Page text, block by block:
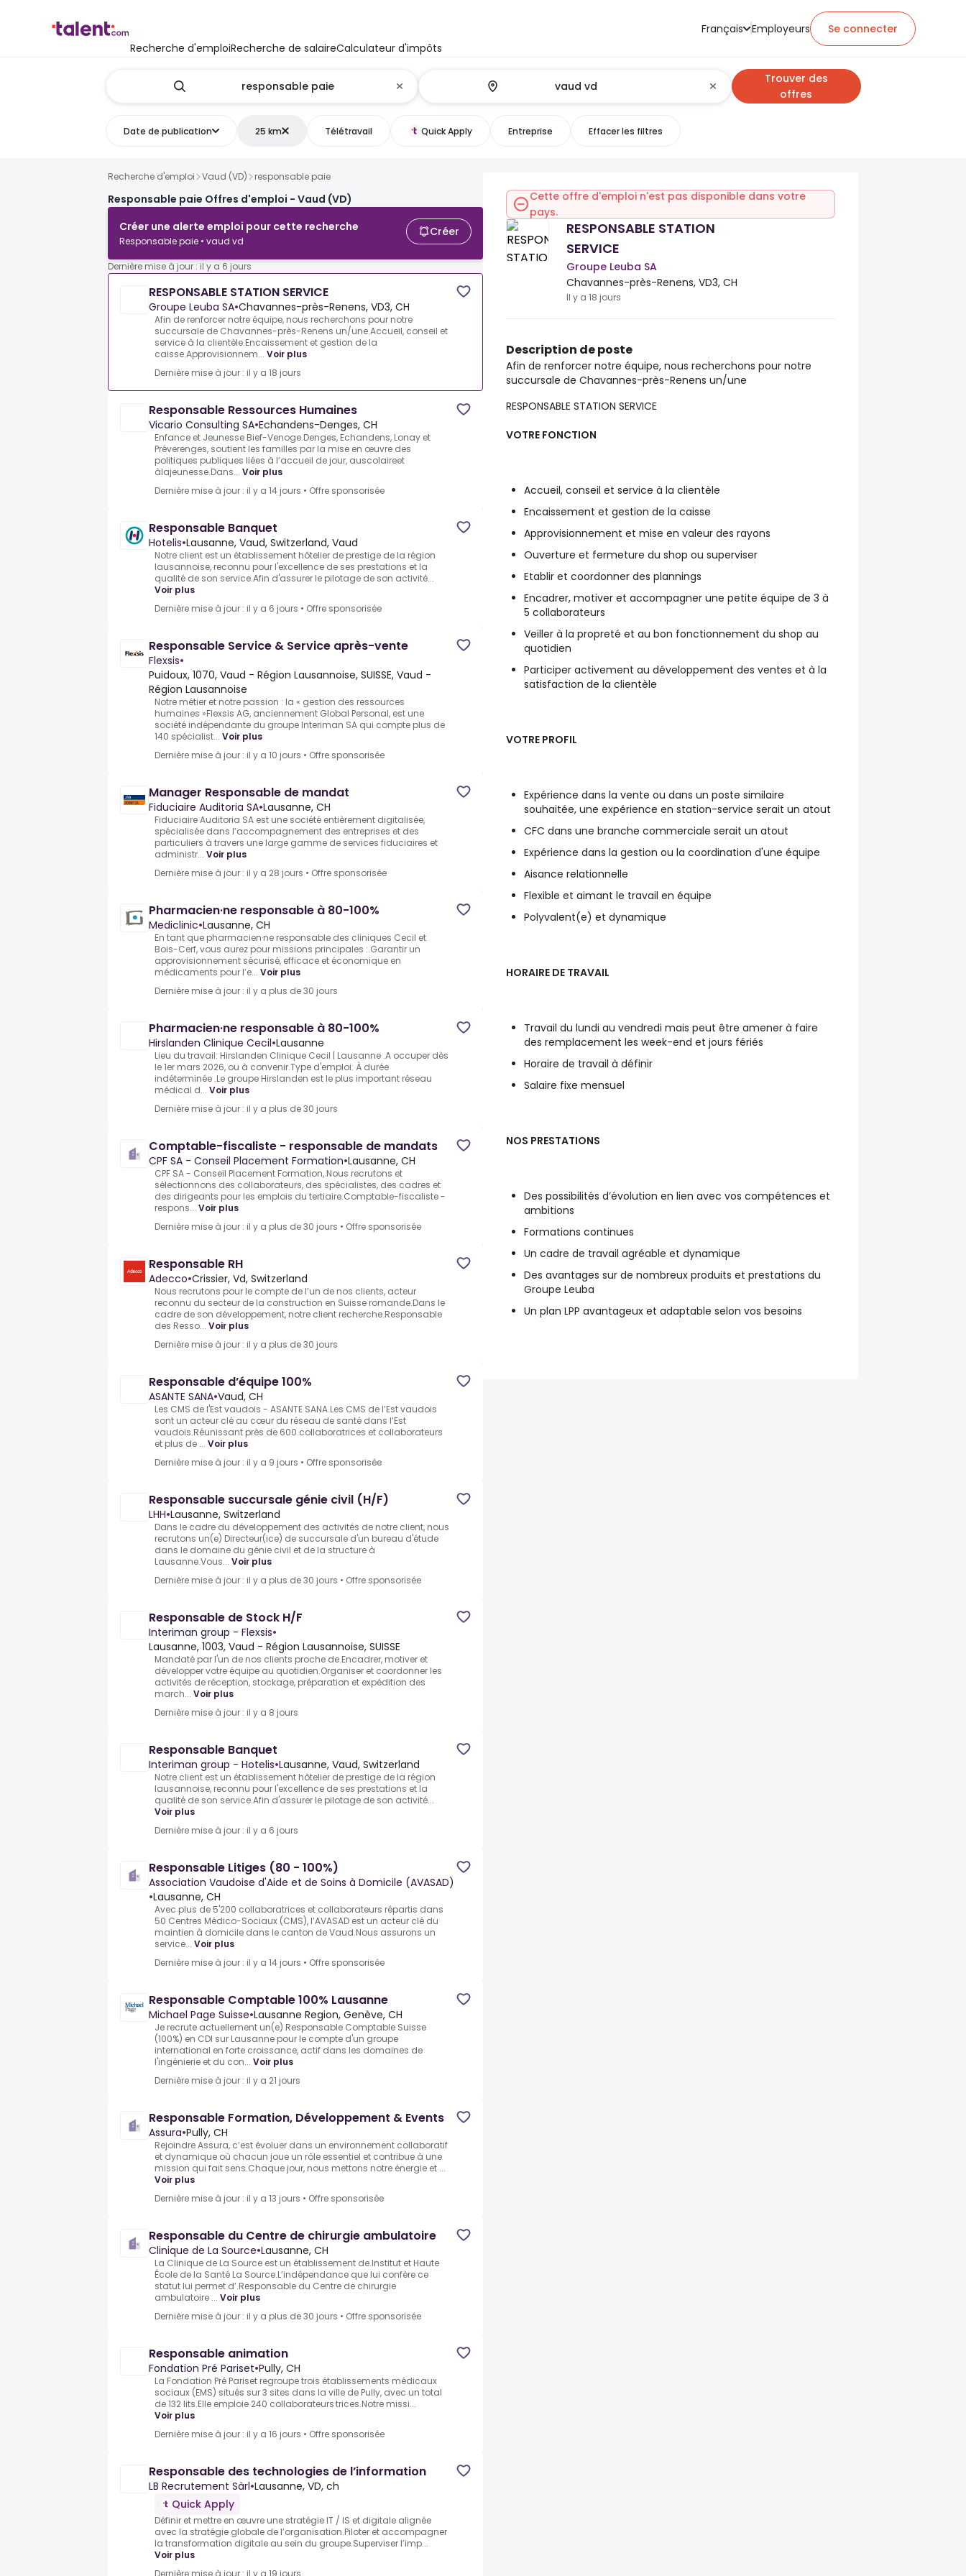
Recherche d'emploiRecherche de salaireCalculateur d'impôts
Français Employeurs Se connecter
Trouver des
offres
Date de publication 25 km Télétravail Quick Apply Entreprise Effacer les filtres
Recherche d'emploi Vaud (VD) responsable paie
Responsable paie Offres d'emploi - Vaud (VD)
Créer une alerte emploi pour cette recherche
Responsable paie • vaud vd
Créer
Dernière mise à jour : il y a 6 jours
RESPONSABLE STATION SERVICE
Groupe Leuba SA•Chavannes-près-Renens, VD3, CH
Afin de renforcer notre équipe, nous recherchons pour notre
succursale de Chavannes-près-Renens un/une.Accueil, conseil et
service à la clientèle.Encaissement et gestion de la
caisse.Approvisionnem... Voir plus
Dernière mise à jour : il y a 18 jours
Responsable Ressources Humaines
Vicario Consulting SA•Echandens-Denges, CH
Enfance et Jeunesse Bief-Venoge.Denges, Echandens, Lonay et
Préverenges, soutient les familles par la mise en œuvre des
politiques publiques liées à l’accueil de jour, auscolaireet
àlajeunesse.Dans... Voir plus
Dernière mise à jour : il y a 14 jours • Offre sponsorisée
Responsable Banquet
Hotelis•Lausanne, Vaud, Switzerland, Vaud
Notre client est un établissement hôtelier de prestige de la région
lausannoise, reconnu pour l'excellence de ses prestations et la
qualité de son service.Afin d'assurer le pilotage de son activité...
Voir plus
Dernière mise à jour : il y a 6 jours • Offre sponsorisée
Responsable Service & Service après-vente
Flexsis•
Puidoux, 1070, Vaud - Région Lausannoise, SUISSE, Vaud -
Région Lausannoise
Notre métier et notre passion : la « gestion des ressources
humaines »Flexsis AG, anciennement Global Personal, est une
société indépendante du groupe Interiman SA qui compte plus de
140 spécialist... Voir plus
Dernière mise à jour : il y a 10 jours • Offre sponsorisée
Manager Responsable de mandat
Fiduciaire Auditoria SA•Lausanne, CH
Fiduciaire Auditoria SA est une société entièrement digitalisée,
spécialisée dans l’accompagnement des entreprises et des
particuliers à travers une large gamme de services fiduciaires et
administr... Voir plus
Dernière mise à jour : il y a 28 jours • Offre sponsorisée
Pharmacien·ne responsable à 80-100%
Mediclinic•Lausanne, CH
En tant que pharmacien·ne responsable des cliniques Cecil et
Bois-Cerf, vous aurez pour missions principales :.Garantir un
approvisionnement sécurisé, efficace et économique en
médicaments pour l’e... Voir plus
Dernière mise à jour : il y a plus de 30 jours
Pharmacien·ne responsable à 80-100%
Hirslanden Clinique Cecil•Lausanne
Lieu du travail: Hirslanden Clinique Cecil | Lausanne .A occuper dès
le 1er mars 2026, ou à convenir.Type d'emploi: À durée
indéterminée .Le groupe Hirslanden est le plus important réseau
médical d... Voir plus
Dernière mise à jour : il y a plus de 30 jours
Comptable-fiscaliste - responsable de mandats
CPF SA - Conseil Placement Formation•Lausanne, CH
CPF SA - Conseil Placement Formation,.Nous recrutons et
sélectionnons des collaborateurs, des spécialistes, des cadres et
des dirigeants pour les emplois du tertiaire.Comptable-fiscaliste -
respons... Voir plus
Dernière mise à jour : il y a plus de 30 jours • Offre sponsorisée
Responsable RH
Adecco•Crissier, Vd, Switzerland
Nous recrutons pour le compte de l’un de nos clients, acteur
reconnu du secteur de la construction en Suisse romande.Dans le
cadre de son développement, notre client recherche.Responsable
des Resso... Voir plus
Dernière mise à jour : il y a plus de 30 jours
Responsable d’équipe 100%
ASANTE SANA•Vaud, CH
Les CMS de l'Est vaudois - ASANTE SANA.Les CMS de l’Est vaudois
sont un acteur clé au cœur du réseau de santé dans l’Est
vaudois.Réunissant près de 600 collaboratrices et collaborateurs
et plus de ... Voir plus
Dernière mise à jour : il y a 9 jours • Offre sponsorisée
Responsable succursale génie civil (H/F)
LHH•Lausanne, Switzerland
Dans le cadre du développement des activités de notre client, nous
recrutons un(e) Directeur(ice) de succursale d'un bureau d'étude
dans le domaine du génie civil et de la structure à
Lausanne.Vous... Voir plus
Dernière mise à jour : il y a plus de 30 jours • Offre sponsorisée
Responsable de Stock H/F
Interiman group - Flexsis•
Lausanne, 1003, Vaud - Région Lausannoise, SUISSE
Mandaté par l'un de nos clients proche de.Encadrer, motiver et
développer votre équipe au quotidien.Organiser et coordonner les
activités de réception, stockage, préparation et expédition des
march... Voir plus
Dernière mise à jour : il y a 8 jours
Responsable Banquet
Interiman group - Hotelis•Lausanne, Vaud, Switzerland
Notre client est un établissement hôtelier de prestige de la région
lausannoise, reconnu pour l'excellence de ses prestations et la
qualité de son service.Afin d'assurer le pilotage de son activité...
Voir plus
Dernière mise à jour : il y a 6 jours
Responsable Litiges (80 - 100%)
Association Vaudoise d'Aide et de Soins à Domicile (AVASAD)
•Lausanne, CH
Avec plus de 5'200 collaboratrices et collaborateurs répartis dans
50 Centres Médico-Sociaux (CMS), l’AVASAD est un acteur clé du
maintien à domicile dans le canton de Vaud.Nous assurons un
service... Voir plus
Dernière mise à jour : il y a 14 jours • Offre sponsorisée
Responsable Comptable 100% Lausanne
Michael Page Suisse•Lausanne Region, Genève, CH
Je recrute actuellement un(e) Responsable Comptable Suisse
(100%) en CDI sur Lausanne pour le compte d'un groupe
international en forte croissance, actif dans les domaines de
l'ingénierie et du con... Voir plus
Dernière mise à jour : il y a 21 jours
Responsable Formation, Développement & Events
Assura•Pully, CH
Rejoindre Assura, c’est évoluer dans un environnement collaboratif
et dynamique où chacun joue un rôle essentiel et contribue à une
mission qui fait sens.Chaque jour, nous mettons notre énergie et ...
Voir plus
Dernière mise à jour : il y a 13 jours • Offre sponsorisée
Responsable du Centre de chirurgie ambulatoire
Clinique de La Source•Lausanne, CH
La Clinique de La Source est un établissement de.Institut et Haute
École de la Santé La Source.L’indépendance que lui confère ce
statut lui permet d’.Responsable du Centre de chirurgie
ambulatoire ... Voir plus
Dernière mise à jour : il y a plus de 30 jours • Offre sponsorisée
Responsable animation
Fondation Pré Pariset•Pully, CH
La Fondation Pré Pariset regroupe trois établissements médicaux
sociaux (EMS) situés sur 3 sites dans la ville de Pully, avec un total
de 132 lits.Elle emploie 240 collaborateurs·trices.Notre missi...
Voir plus
Dernière mise à jour : il y a 16 jours • Offre sponsorisée
Responsable des technologies de l’information
LB Recrutement Sàrl•Lausanne, VD, ch
Quick Apply
Définir et mettre en œuvre une stratégie IT / IS et digitale alignée
avec la stratégie globale de l’organisation.Piloter et accompagner
la transformation digitale au sein du groupe.Superviser l’imp...
Voir plus
Cette offre d'emploi n'est pas disponible dans votre
pays.
RESPONSABLE STATION
SERVICE
Groupe Leuba SA
Chavannes-près-Renens, VD3, CH
Il y a 18 jours
Description de poste
Afin de renforcer notre équipe, nous recherchons pour notre
succursale de Chavannes-près-Renens un/une
RESPONSABLE STATION SERVICE
VOTRE FONCTION
Accueil, conseil et service à la clientèle
Encaissement et gestion de la caisse
Approvisionnement et mise en valeur des rayons
Ouverture et fermeture du shop ou superviser
Etablir et coordonner des plannings
Encadrer, motiver et accompagner une petite équipe de 3 à
5 collaborateurs
Veiller à la propreté et au bon fonctionnement du shop au
quotidien
Participer activement au développement des ventes et à la
satisfaction de la clientèle
VOTRE PROFIL
Expérience dans la vente ou dans un poste similaire
souhaitée, une expérience en station-service serait un atout
CFC dans une branche commerciale serait un atout
Expérience dans la gestion ou la coordination d'une équipe
Aisance relationnelle
Flexible et aimant le travail en équipe
Polyvalent(e) et dynamique
HORAIRE DE TRAVAIL
Travail du lundi au vendredi mais peut être amener à faire
des remplacement les week-end et jours fériés
Horaire de travail à définir
Salaire fixe mensuel
NOS PRESTATIONS
Des possibilités d’évolution en lien avec vos compétences et
ambitions
Formations continues
Un cadre de travail agréable et dynamique
Des avantages sur de nombreux produits et prestations du
Groupe Leuba
Un plan LPP avantageux et adaptable selon vos besoins